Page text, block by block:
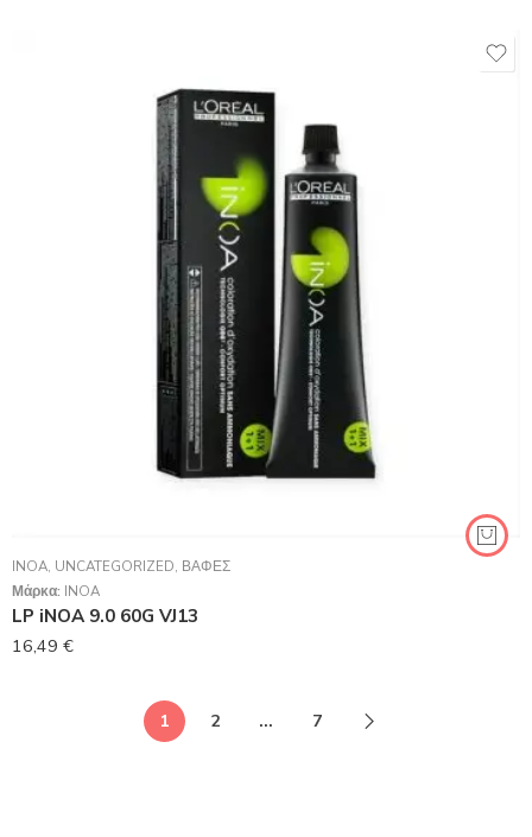
INOA, UNCATEGORIZED, ΒΑΦΈΣ
Μάρκα: INOA
LP iNOA 9.0 60G VJ13
16,49 €
1 2 … 7